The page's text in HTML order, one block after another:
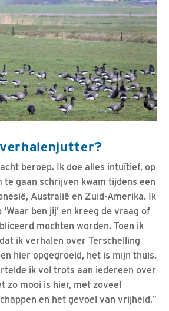
beroep. Ik doe alles intuïtief, op
te gaan schrijven kwam tijdens een
Australië en Zuid-Amerika. Ik
ben jij’ en kreeg de vraag of
mochten worden. Toen ik
ik verhalen over Terschelling
hier opgegroeid, het is mijn thuis.
ik vol trots aan iedereen over
zo mooi is hier, met zoveel
en het gevoel van vrijheid.”